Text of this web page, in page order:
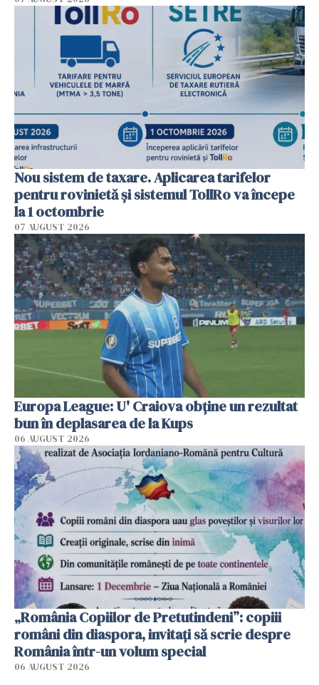
Nou sistem de taxare. Aplicarea tarifelor
pentru rovinietă şi sistemul TollRo va începe
la 1 octombrie
07 AUGUST 2026
Europa League: U' Craiova obține un rezultat
bun în deplasarea de la Kups
06 AUGUST 2026
„România Copiilor de Pretutindeni”: copiii
români din diaspora, invitați să scrie despre
România într-un volum special
06 AUGUST 2026